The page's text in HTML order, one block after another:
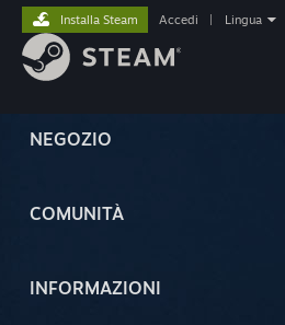
NEGOZIO
COMUNITÀ
INFORMAZIONI
Installa Steam Accedi Lingua